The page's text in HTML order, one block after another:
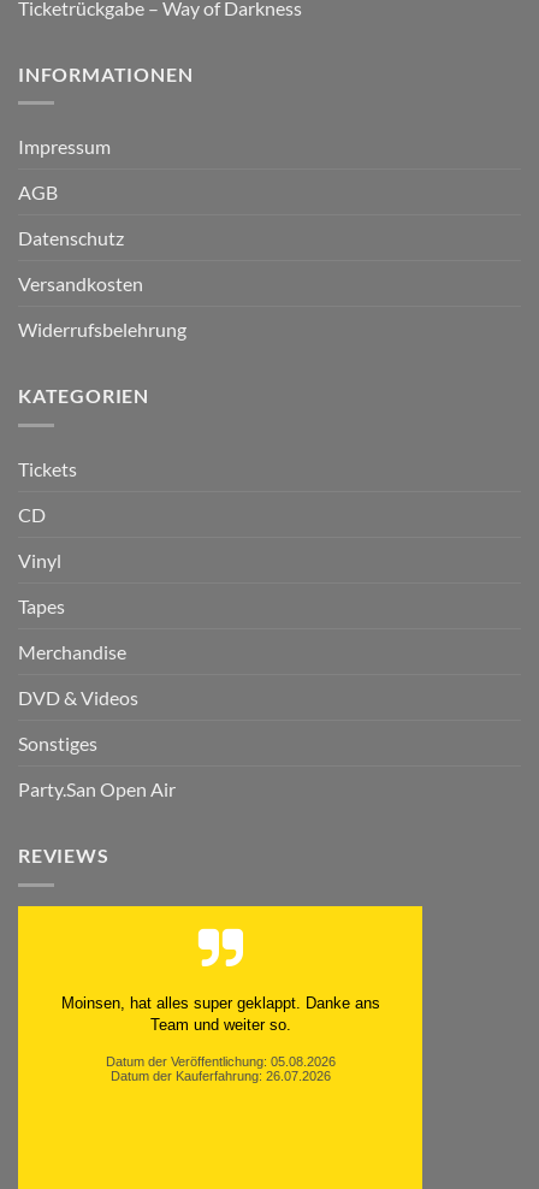
Ticketrückgabe – Way of Darkness
INFORMATIONEN
Impressum
AGB
Datenschutz
Versandkosten
Widerrufsbelehrung
KATEGORIEN
Tickets
CD
Vinyl
Tapes
Merchandise
DVD & Videos
Sonstiges
Party.San Open Air
REVIEWS
Moinsen, hat alles super geklappt. Danke ans
Team und weiter so.
Datum der Veröffentlichung: 05.08.2026
Datum der Kauferfahrung: 26.07.2026